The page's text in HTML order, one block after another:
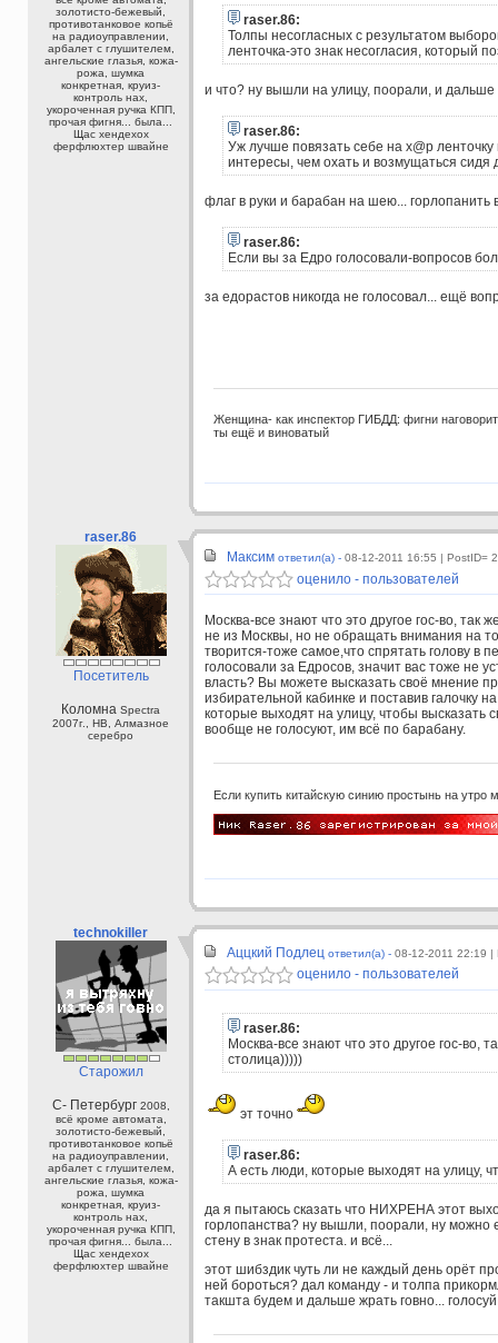
золотисто-бежевый,
противотанковое копьё
на радиоуправлении,
арбалет с глушителем,
ангельские глазья, кожа-
рожа, шумка
конкретная, круиз-
контроль нах,
укороченная ручка КПП,
прочая фигня... была...
Щас хендехох
ферфлюхтер швайне
raser.86:
Толпы несогласных с результатом
ленточка-это знак несогласия, который
и что? ну вышли на улицу, поорали, и дальше
raser.86:
Уж лучше повязать себе на х@р
интересы, чем охать и возмущаться сидя
флаг в руки и барабан на шею... горлопанить
raser.86:
Если вы за Едро голосовали-вопросов
за едорастов никогда не голосовал... ещё
Женщина- как инспектор ГИБДД: фигни
ты ещё и виноватый
raser.86
Посетитель
Коломна Spectra
2007г., HB, Алмазное
серебро
Максим ответил(а) - 08-12-2011 16:55 | PostID=
оценило - пользователей
Москва-все знают что это другое гос-во, так
не из Москвы, но не обращать внимания на
творится-тоже самое,что спрятать голову в
голосовали за Едросов, значит вас тоже не
власть? Вы можете высказать своё мнение
избирательной кабинке и поставив галочку
которые выходят на улицу, чтобы высказать
вообще не голосуют, им всё по барабану.
Если купить китайскую синию простынь на утро
technokiller
Старожил
С- Петербург 2008,
всё кроме автомата,
золотисто-бежевый,
противотанковое копьё
на радиоуправлении,
арбалет с глушителем,
ангельские глазья, кожа-
рожа, шумка
конкретная, круиз-
контроль нах,
укороченная ручка КПП,
прочая фигня... была...
Щас хендехох
ферфлюхтер швайне
Аццкий Подлец ответил(а) - 08-12-2011 22:19 |
оценило - пользователей
raser.86:
Москва-все знают что это другое гос-во,
столица)))))
эт точно
raser.86:
А есть люди, которые выходят на улицу,
да я пытаюсь сказать что НИХРЕНА этот
горлопанства? ну вышли, поорали, ну можно
стену в знак протеста. и всё...
этот шибздик чуть ли не каждый день орёт
ней бороться? дал команду - и толпа
такшта будем и дальше жрать говно...